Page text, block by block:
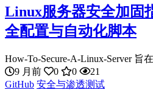
Linux服务器安全加固
全配置与自动化脚本
How-To-Secure-A-Linux-Server 旨
9 月前
0 0
21
GitHub 安全与渗透测试